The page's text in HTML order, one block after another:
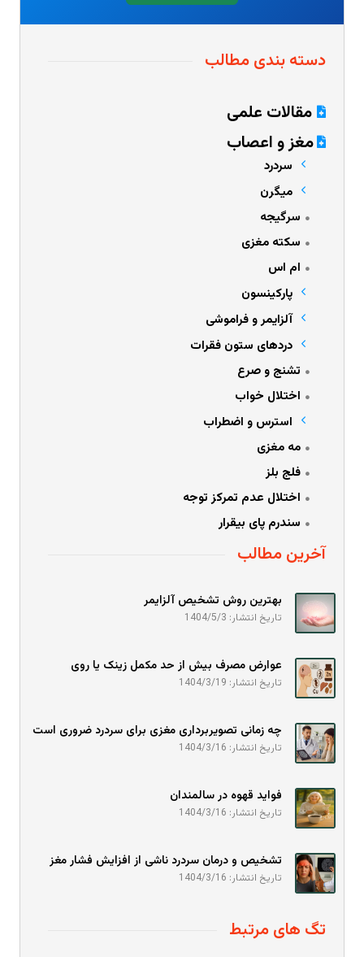
دسته بندی مطالب
مقالات علمی
مغز و اعصاب
سردرد
میگرن
سرگیجه
سکته مغزی
ام اس
پارکینسون
آلزایمر و فراموشی
دردهای ستون فقرات
تشنج و صرع
اختلال خواب
استرس و اضطراب
مه مغزی
فلج بلز
اختلال عدم تمرکز توجه
سندرم پای بیقرار
آخرین مطالب
بهترین روش تشخیص آلزایمر
تاریخ انتشار: 1404/5/3
عوارض مصرف بیش از حد مکمل زینک یا روی
تاریخ انتشار: 1404/3/19
چه زمانی تصویربرداری مغزی برای سردرد ضروری است
تاریخ انتشار: 1404/3/16
فواید قهوه در سالمندان
تاریخ انتشار: 1404/3/16
تشخیص و درمان سردرد ناشی از افزایش فشار مغز
تاریخ انتشار: 1404/3/16
تگ های مرتبط